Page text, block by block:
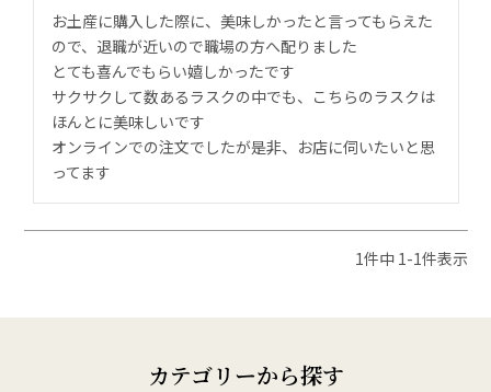
お土産に購入した際に、美味しかったと言ってもらえた
ので、退職が近いので職場の方へ配りました
とても喜んでもらい嬉しかったです
サクサクして数あるラスクの中でも、こちらのラスクは
ほんとに美味しいです
オンラインでの注文でしたが是非、お店に伺いたいと思
ってます
1件中 1-1件表示
カテゴリーから探す